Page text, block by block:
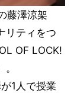
藤澤涼架
リティをつ
OF LOCK!
1人で授業